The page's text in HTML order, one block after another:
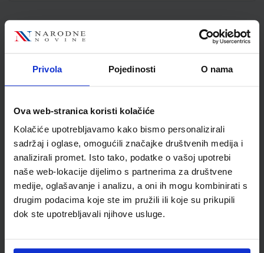
Privola Pojedinosti O nama
Ova web-stranica koristi kolačiće
Kolačiće upotrebljavamo kako bismo personalizirali
sadržaj i oglase, omogućili značajke društvenih medija i
analizirali promet. Isto tako, podatke o vašoj upotrebi
naše web-lokacije dijelimo s partnerima za društvene
medije, oglašavanje i analizu, a oni ih mogu kombinirati s
drugim podacima koje ste im pružili ili koje su prikupili
dok ste upotrebljavali njihove usluge.
Kupci najčešće biraju..
Omot PVC za školske
udžbenike; dimenzije
433x304; tip 164